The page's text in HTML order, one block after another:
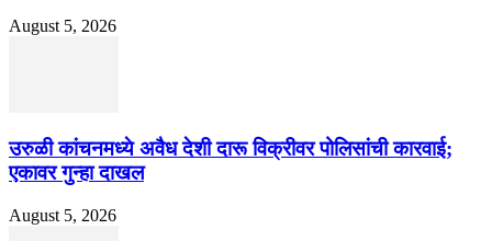
August 5, 2026
उरुळी कांचनमध्ये अवैध देशी दारू विक्रीवर पोलिसांची कारवाई;
एकावर गुन्हा दाखल
August 5, 2026